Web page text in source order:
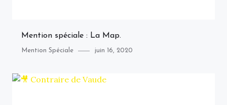
Mention spéciale : La Map.
Category
Mention Spéciale
Posted
juin 16, 2020